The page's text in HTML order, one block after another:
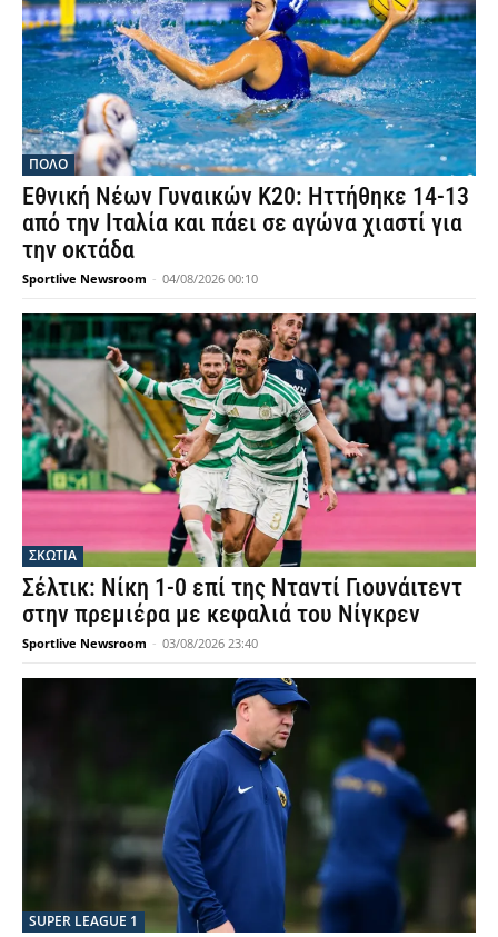
ΠΟΛΟ
Εθνική Νέων Γυναικών Κ20: Ηττήθηκε 14-13
από την Ιταλία και πάει σε αγώνα χιαστί για
την οκτάδα
Sportlive Newsroom - 04/08/2026 00:10
ΣΚΩΤΙΑ
Σέλτικ: Νίκη 1-0 επί της Νταντί Γιουνάιτεντ
στην πρεμιέρα με κεφαλιά του Νίγκρεν
Sportlive Newsroom - 03/08/2026 23:40
SUPER LEAGUE 1